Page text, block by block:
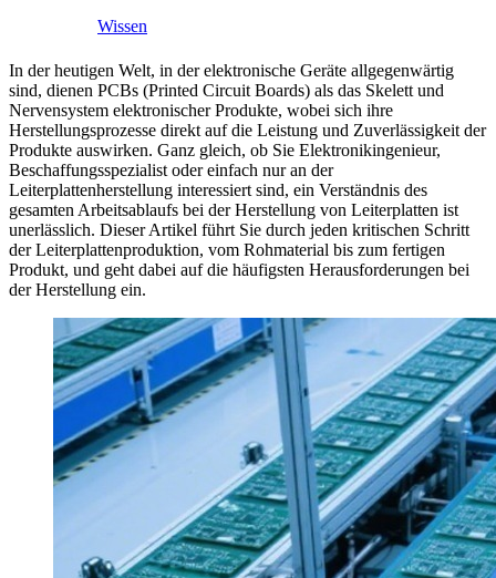
Wissen
In der heutigen Welt, in der elektronische Geräte allgegenwärtig
sind, dienen PCBs (Printed Circuit Boards) als das Skelett und
Nervensystem elektronischer Produkte, wobei sich ihre
Herstellungsprozesse direkt auf die Leistung und Zuverlässigkeit der
Produkte auswirken. Ganz gleich, ob Sie Elektronikingenieur,
Beschaffungsspezialist oder einfach nur an der
Leiterplattenherstellung interessiert sind, ein Verständnis des
gesamten Arbeitsablaufs bei der Herstellung von Leiterplatten ist
unerlässlich. Dieser Artikel führt Sie durch jeden kritischen Schritt
der Leiterplattenproduktion, vom Rohmaterial bis zum fertigen
Produkt, und geht dabei auf die häufigsten Herausforderungen bei
der Herstellung ein.